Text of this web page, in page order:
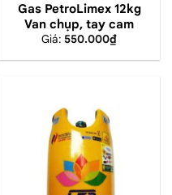
Gas PetroLimex 12kg
Van chụp, tay cam
Giá: 550.000₫